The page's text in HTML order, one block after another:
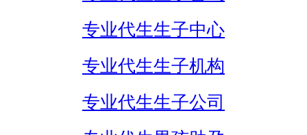
专业代生生子中心
专业代生生子机构
专业代生生子公司